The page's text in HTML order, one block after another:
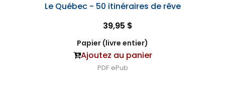
Le Québec - 50 itinéraires de rêve
39,95 $
Papier (livre entier)
Ajoutez au panier
PDF ePub